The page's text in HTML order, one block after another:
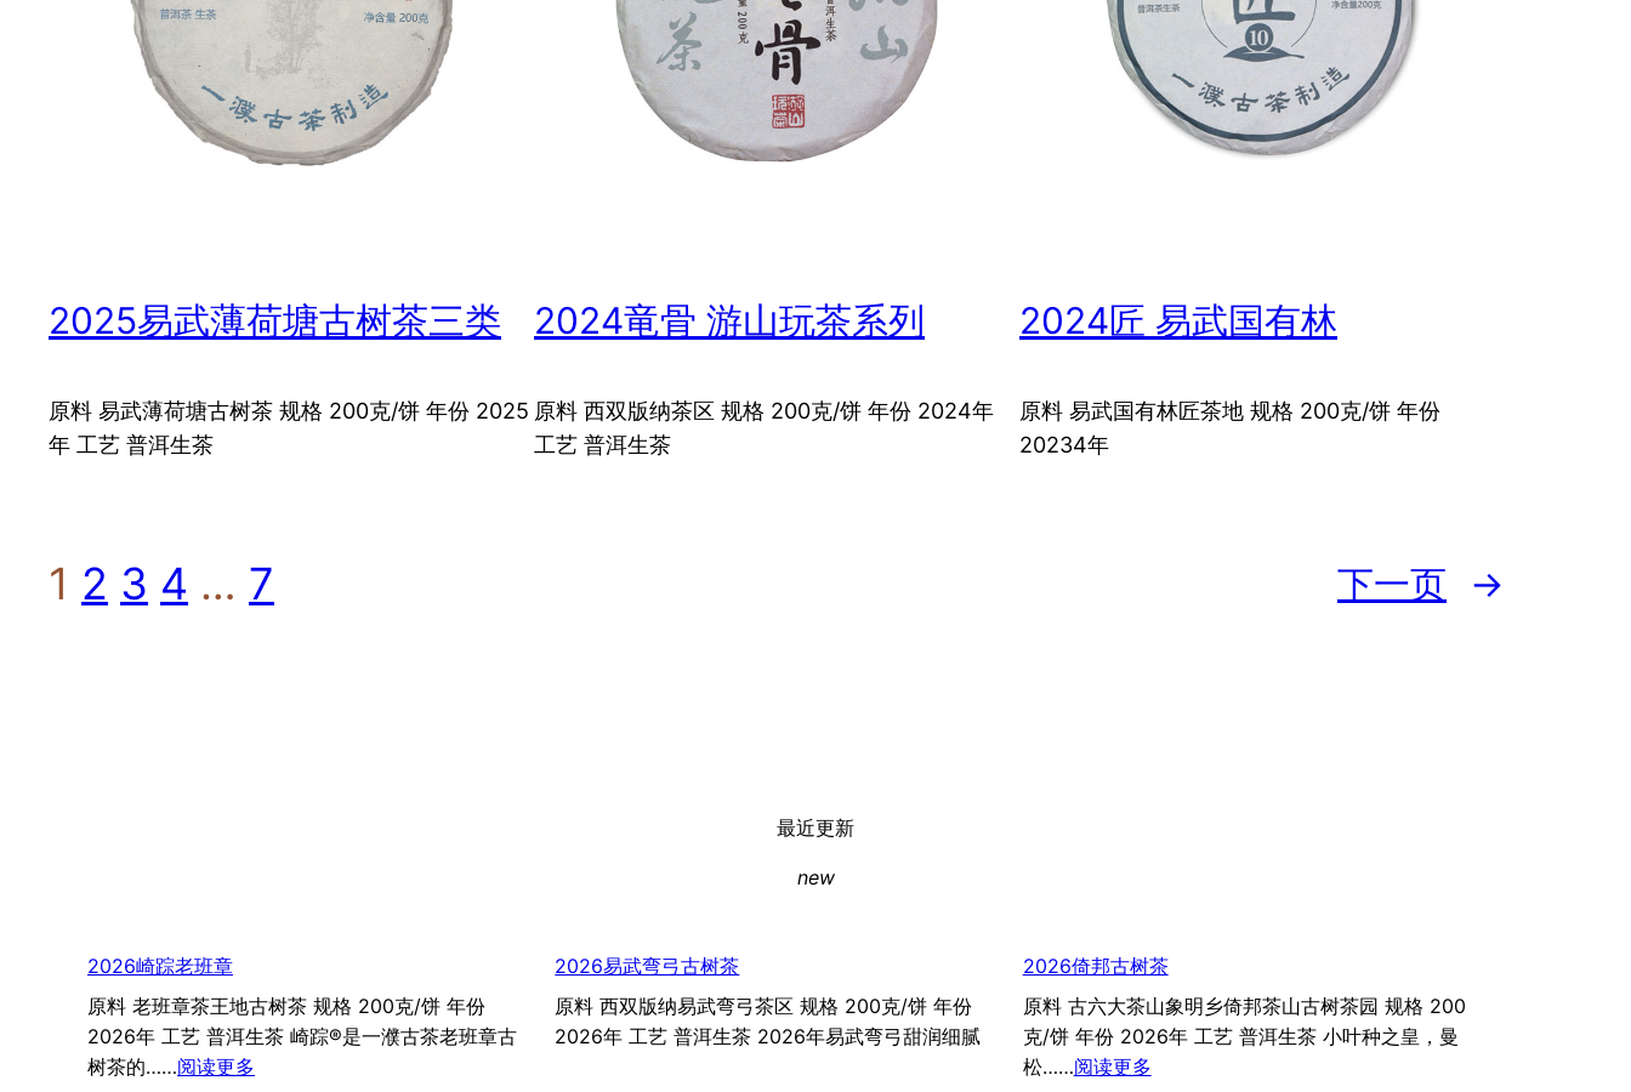
2025易武薄荷塘古树茶三类
原料 易武薄荷塘古树茶 规格 200克/饼 年份 2025
年 工艺 普洱生茶
2024竜骨 游山玩茶系列
原料 西双版纳茶区 规格 200克/饼 年份 2024年
工艺 普洱生茶
2024匠 易武国有林
原料 易武国有林匠茶地 规格 200克/饼 年份
20234年
1 2 3 4 … 7 下一页 →
最近更新
new
2026崎踪老班章
原料 老班章茶王地古树茶 规格 200克/饼 年份
2026年 工艺 普洱生茶 崎踪®是一濮古茶老班章古
树茶的……阅读更多
2026易武弯弓古树茶
原料 西双版纳易武弯弓茶区 规格 200克/饼 年份
2026年 工艺 普洱生茶 2026年易武弯弓甜润细腻
2026倚邦古树茶
原料 古六大茶山象明乡倚邦茶山古树茶园 规格 200
克/饼 年份 2026年 工艺 普洱生茶 小叶种之皇，曼
松……阅读更多：